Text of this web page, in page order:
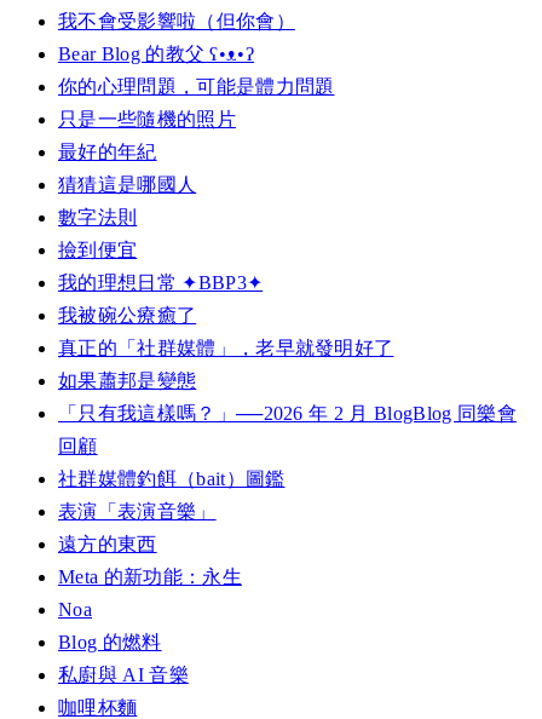
我不會受影響啦（但你會）
Bear Blog 的教父 ʕ•ᴥ•ʔ
你的心理問題，可能是體力問題
只是一些隨機的照片
最好的年紀
猜猜這是哪國人
數字法則
撿到便宜
我的理想日常 ✦BBP3✦
我被碗公療癒了
真正的「社群媒體」，老早就發明好了
如果蕭邦是變態
「只有我這樣嗎？」──2026 年 2 月 BlogBlog 同樂會
回顧
社群媒體釣餌（bait）圖鑑
表演「表演音樂」
遠方的東西
Meta 的新功能：永生
Noa
Blog 的燃料
私廚與 AI 音樂
咖哩杯麵